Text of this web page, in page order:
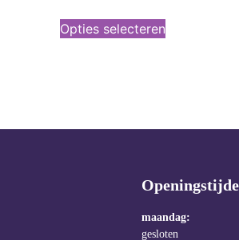
Opties selecteren
maandag:
gesloten